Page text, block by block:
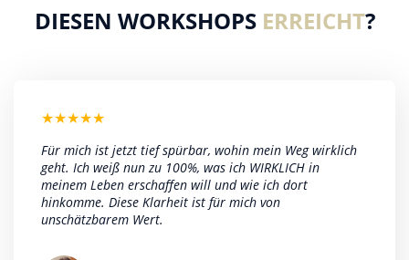
DIESEN WORKSHOPS ERREICHT?
★★★★★
Für mich ist jetzt tief spürbar, wohin mein Weg wirklich
geht. Ich weiß nun zu 100%, was ich WIRKLICH in
meinem Leben erschaffen will und wie ich dort
hinkomme. Diese Klarheit ist für mich von
unschätzbarem Wert.